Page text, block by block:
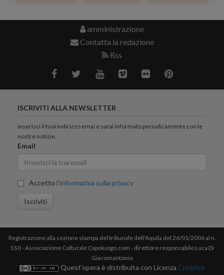
amministrazione
Contatta la redazione
Rss
ISCRIVITI ALLA NEWSLETTER
inserisci il tuoi indirizzo emai e sarai informato periodicamente con le
nostre notizie.
Email
Accetto l'informativa sulla privacy
Iscriviti
Registrazione alla sezione stampa del tribunale dell'Aquila del 26/01/2006 al n.
550 - Associazione Culturale Capoluogo.com - direttore responsabile Luca Di
Giacomantonio
Quest'opera è distribuita con Licenza Creative